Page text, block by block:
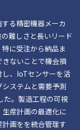
る精密機器メーカ
難しさと長いリード
に受注から納品ま
ないことで機会損
し、IoTセンサーを活
ステムと需要予測
た。製造工程の可視
産計画の最適化に
画をを統合管理す